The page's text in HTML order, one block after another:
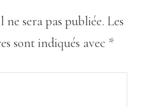
ne sera pas publiée. Les
sont indiqués avec *